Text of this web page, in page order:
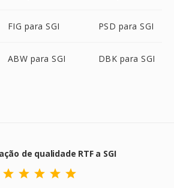
FIG para SGI PSD para SGI
ABW para SGI DBK para SGI
de qualidade RTF a SGI